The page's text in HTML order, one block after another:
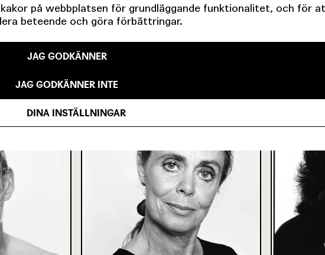
CLAS
på webbplatsen för grundläggande funktionalitet, och för
beteende och göra förbättringar.
JAG GODKÄNNER
JAG GODKÄNNER INTE
DINA INSTÄLLNINGAR